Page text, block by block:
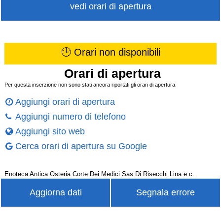
vedi orari di apertura
🕒 Orari non disponibili
Orari di apertura
Per questa inserzione non sono stati ancora riportati gli orari di apertura.
Aggiungi orari di apertura
Aggiungi numero di telefono
Aggiungi sito web
Cerca orari di apertura su Google
Enoteca Antica Osteria Corte Dei Medici Sas Di Risecchi Lina e c.
Aggiorna dati Segnala errore